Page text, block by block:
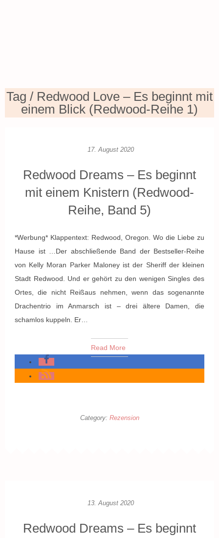
Tag / Redwood Love – Es beginnt mit
einem Blick (Redwood-Reihe 1)
17. August 2020
Redwood Dreams – Es beginnt
mit einem Knistern (Redwood-
Reihe, Band 5)
*Werbung* Klappentext: Redwood, Oregon. Wo die Liebe zu
Hause ist …Der abschließende Band der Bestseller-Reihe
von Kelly Moran Parker Maloney ist der Sheriff der kleinen
Stadt Redwood. Und er gehört zu den wenigen Singles des
Ortes, die nicht Reißaus nehmen, wenn das sogenannte
Drachentrio im Anmarsch ist – drei ältere Damen, die
schamlos kuppeln. Er…
Read More
Category: Rezension
13. August 2020
Redwood Dreams – Es beginnt